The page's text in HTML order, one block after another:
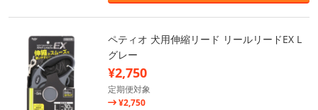
ペティオ 犬用伸縮リード リールリードEX L
グレー
¥2,750
定期便対象
¥2,750